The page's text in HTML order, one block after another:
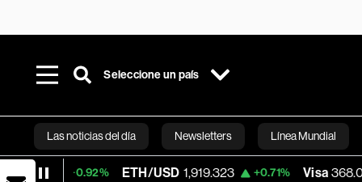
Seleccione un país
Las noticias del día Newsletters Línea Mundial
Bloomberg
ETH/USD 1,919.323 +0.71% Visa 368.02 -0.66%